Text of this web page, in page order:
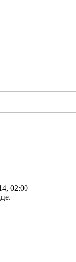
02:00